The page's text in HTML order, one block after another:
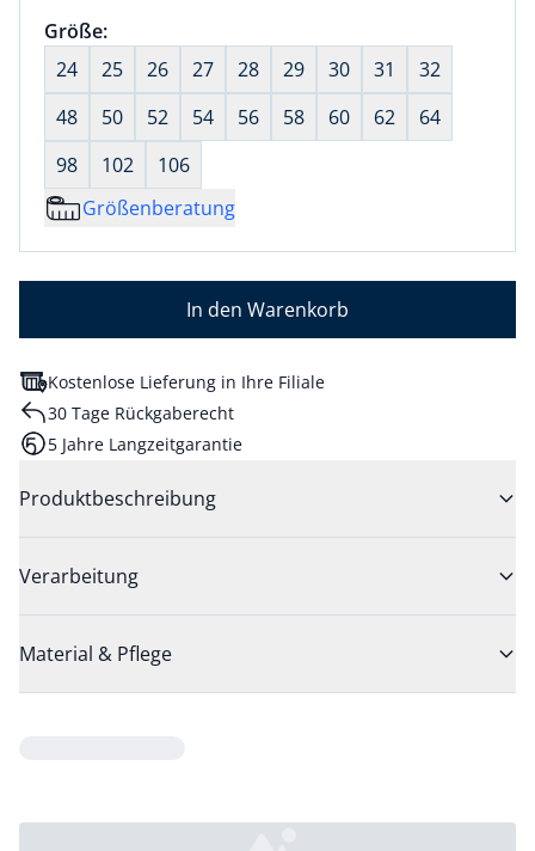
Größenauswahl:
Größe:nichts ausgewählt
24
25 26 27 28 29 30 31
32
48
50 52 54 56 58 60 62
64
98
102
106
Größenberatung
In den Warenkorb
Kostenlose Lieferung in Ihre Filiale
30 Tage Rückgaberecht
5 Jahre Langzeitgarantie
Produktbeschreibung
Verarbeitung
Material & Pflege